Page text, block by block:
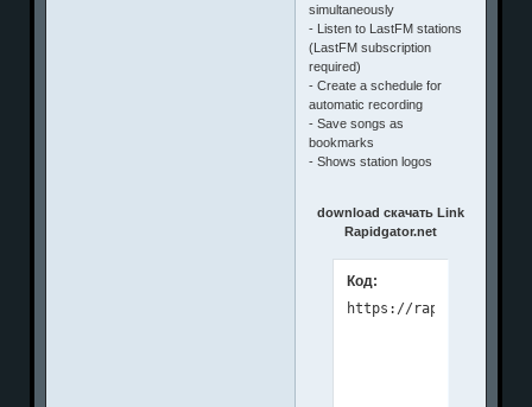
simultaneously
- Listen to LastFM stations
(LastFM subscription
required)
- Create a schedule for
automatic recording
- Save songs as
bookmarks
- Shows station logos
download скачать Link
Rapidgator.net
Код: